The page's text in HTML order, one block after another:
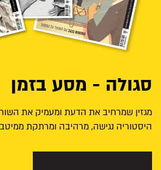
סגולה - מסע בזמן
מגזין שמרחיב את הדעת ומעמיק את
היסטוריה נגישה, מרהיבה ומרתקת